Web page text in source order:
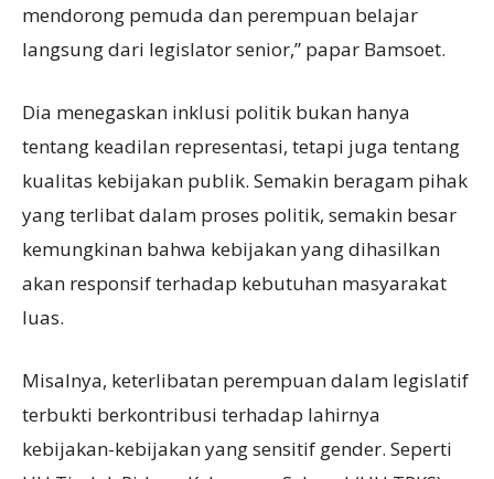
mendorong pemuda dan perempuan belajar
langsung dari legislator senior,” papar Bamsoet.
Dia menegaskan inklusi politik bukan hanya
tentang keadilan representasi, tetapi juga tentang
kualitas kebijakan publik. Semakin beragam pihak
yang terlibat dalam proses politik, semakin besar
kemungkinan bahwa kebijakan yang dihasilkan
akan responsif terhadap kebutuhan masyarakat
luas.
Misalnya, keterlibatan perempuan dalam legislatif
terbukti berkontribusi terhadap lahirnya
kebijakan-kebijakan yang sensitif gender. Seperti